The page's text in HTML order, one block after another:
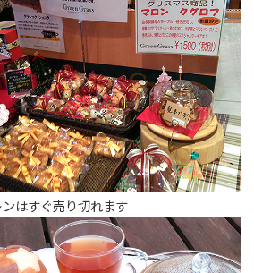
はすぐ売り切れます